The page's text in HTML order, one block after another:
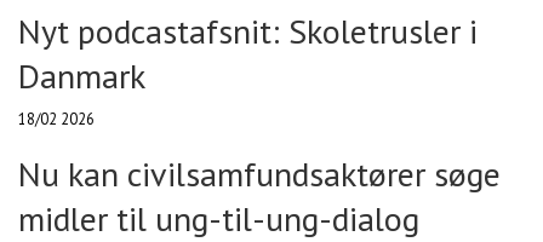
Nyt podcastafsnit: Skoletrusler i
Danmark
18/02 2026
Nu kan civilsamfundsaktører søge
midler til ung-til-ung-dialog